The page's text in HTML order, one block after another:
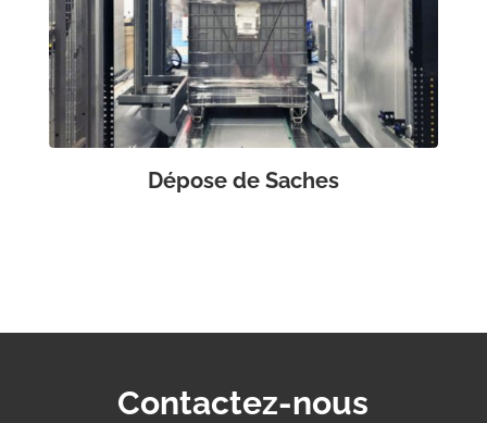
Dépose de Saches
Contactez-nous